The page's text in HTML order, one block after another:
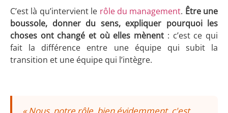
C’est là qu’intervient le rôle du management. Être une
boussole, donner du sens, expliquer pourquoi les
choses ont changé et où elles mènent : c’est ce qui
fait la différence entre une équipe qui subit la
transition et une équipe qui l’intègre.
« Nous, notre rôle, bien évidemment, c'est